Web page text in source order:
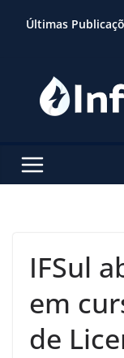
Últimas
IFSul
em
de